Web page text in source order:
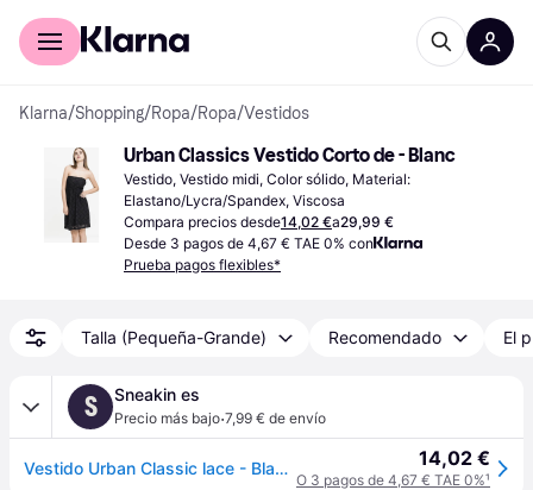
Comprar con Klarna
Klarna/Shopping/Ropa/Ropa/Vestidos
Urban Classics Vestido Corto de - Blanc
Vestido, Vestido midi, Color sólido, Material:
Elastano/Lycra/Spandex, Viscosa
Compara precios desde14,02 €a29,99 €
Desde 3 pagos de 4,67 € TAE 0% con
Prueba pagos flexibles*
Talla (Pequeña-Grande) Recomendado El
S Sneakin es
Precio más bajo·7,99 € de envío
Vestido Urban Classic lace - Blanc - S 14,02 €
O 3 pagos de 4,67 € TAE 0%¹